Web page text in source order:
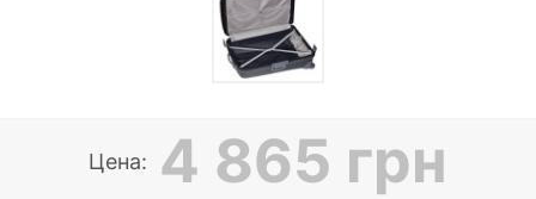
Цена: 4 865 грн